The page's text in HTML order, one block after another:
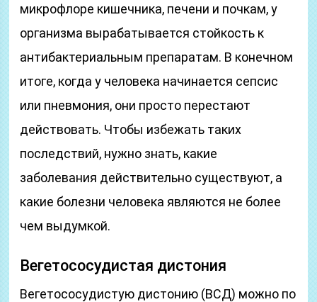
микрофлоре кишечника, печени и почкам, у
организма вырабатывается стойкость к
антибактериальным препаратам. В конечном
итоге, когда у человека начинается сепсис
или пневмония, они просто перестают
действовать. Чтобы избежать таких
последствий, нужно знать, какие
заболевания действительно существуют, а
какие болезни человека являются не более
чем выдумкой.
Вегетососудистая дистония
Вегетососудистую дистонию (ВСД) можно по